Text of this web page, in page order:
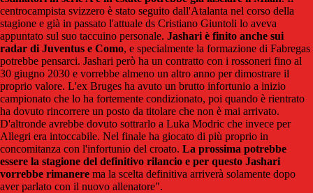
centrocampista svizzero è stato seguito dall'Atalanta nel corso della
stagione e già in passato l'attuale ds Cristiano Giuntoli lo aveva
appuntato sul suo taccuino personale. Jashari è finito anche sui
radar di Juventus e Como, e specialmente la formazione di Fabregas
potrebbe pensarci. Jashari però ha un contratto con i rossoneri fino al
30 giugno 2030 e vorrebbe almeno un altro anno per dimostrare il
proprio valore. L'ex Bruges ha avuto un brutto infortunio a inizio
campionato che lo ha fortemente condizionato, poi quando è rientrato
ha dovuto rincorrere un posto da titolare che non è mai arrivato.
D'altronde avrebbe dovuto sottrarlo a Luka Modric che invece per
Allegri era intoccabile. Nel finale ha giocato di più proprio in
concomitanza con l'infortunio del croato. La prossima potrebbe
essere la stagione del definitivo rilancio e per questo Jashari
vorrebbe rimanere ma la scelta definitiva arriverà solamente dopo
aver parlato con il nuovo allenatore".